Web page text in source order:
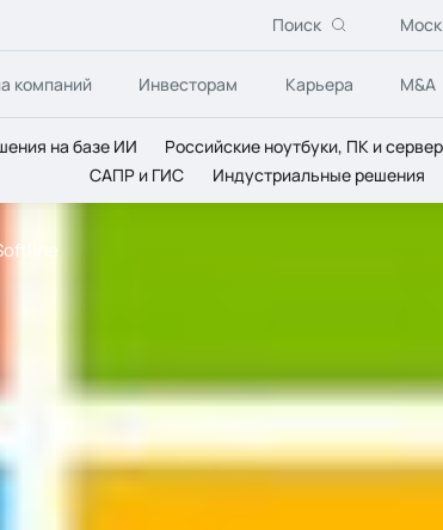
Поиск
компаний Инвесторам Карьера M&A
на базе ИИ Российские ноутбуки, ПК и
САПР и ГИС
Индустриальные решения